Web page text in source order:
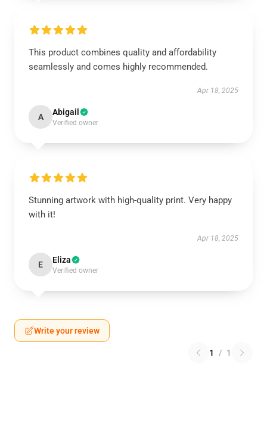
This product combines quality and affordability
seamlessly and comes highly recommended.
Apr 18, 2025
A Abigail
Verified owner
Stunning artwork with high-quality print. Very happy
with it!
Apr 18, 2025
E Eliza
Verified owner
Write your review
1 / 1